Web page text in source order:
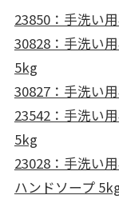
23850：手洗い
30828：手洗い
5kg
30827：手洗い
23542：手洗い
5kg
23028：手洗い
ハンドソープ